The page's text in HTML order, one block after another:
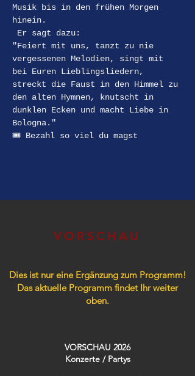
Musik bis in den frühen Morgen
hinein.
Er sagt dazu:
"Feiert mit uns, tanzt zu nie
vergessenen Melodien, singt mit
bei Euren Lieblingsliedern,
streckt die Faust in den Himmel zu
den alten Hymnen, knutscht in
dunklen Ecken und macht Liebe in
Bologna."
🎟️ Bezahl so viel du magst
VORSCHAU
Dies ist nur eine Ergänzung zum Programm!
Das aktuelle Programm findet Ihr weiter
oben.
VORSCHAU 2026
Konzerte / Partys​